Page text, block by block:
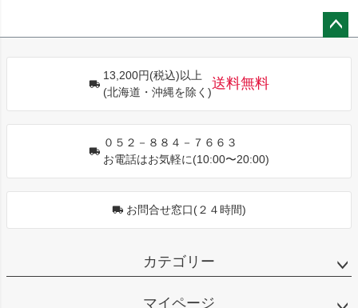
13,200円(税込)以上
(北海道・沖縄を除く)
送料無料
０５２－８８４－７６６３
お電話はお気軽に(10:00〜20:00)
お問合せ窓口(２４時間)
カテゴリー
マイページ